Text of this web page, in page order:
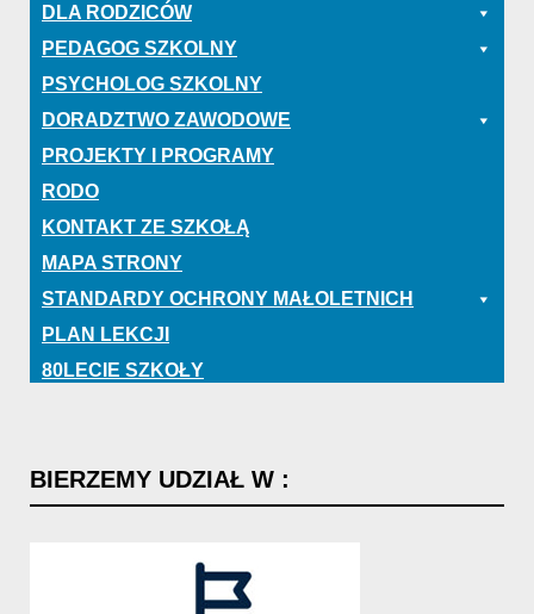
DLA RODZICÓW
PEDAGOG SZKOLNY
PSYCHOLOG SZKOLNY
DORADZTWO ZAWODOWE
PROJEKTY I PROGRAMY
RODO
KONTAKT ZE SZKOŁĄ
MAPA STRONY
STANDARDY OCHRONY MAŁOLETNICH
PLAN LEKCJI
80LECIE SZKOŁY
BIERZEMY UDZIAŁ W :